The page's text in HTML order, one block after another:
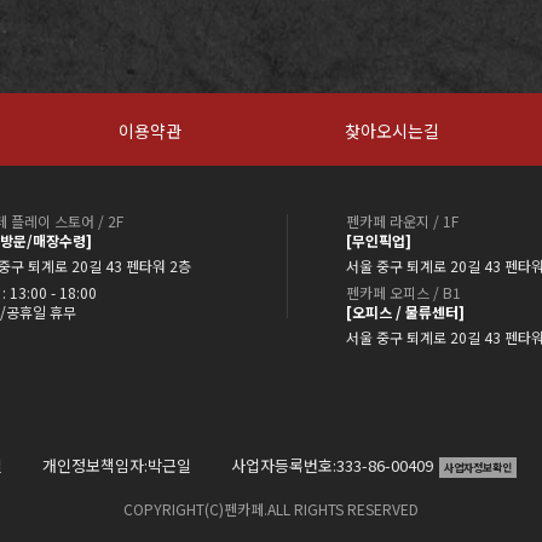
이용약관 찾아오시는길
플레이 스토어 / 2F
문/매장수령]
구 퇴계로 20길 43 펜타워 2층
: 13:00 - 18:00
휴일 휴무
펜카페 라운지 / 1F
[무인픽업]
서울 중구 퇴계로 20길 43 펜타
펜카페 오피스 / B1
[오피스 / 물류센터]
서울 중구 퇴계로 20길 43 펜타
개인정보책임자:박근일 사업자등록번호:333-86-00409 사업자정보확인
COPYRIGHT(C)펜카페.ALL RIGHTS RESERVED